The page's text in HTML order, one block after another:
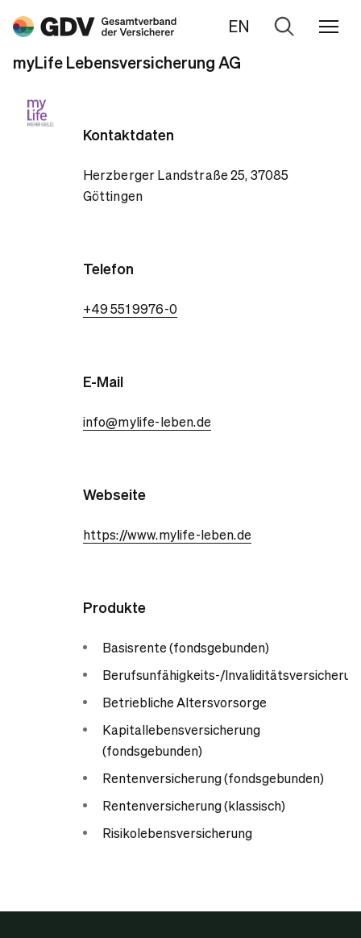
EN
Zur
myLife Lebensversicherung AG
Kontaktdaten
Herzberger Landstraße 25, 37085
Göttingen
Telefon
+49 551 9976-0
E-Mail
info@mylife-leben.de
Webseite
https://www.mylife-leben.de
Produkte
Basisrente (fondsgebunden)
Berufsunfähigkeits-/
Betriebliche Altersvorsorge
Kapitallebensversicherung
(fondsgebunden)
Rentenversicherung (fondsgebunden)
Rentenversicherung (klassisch)
Risikolebensversicherung